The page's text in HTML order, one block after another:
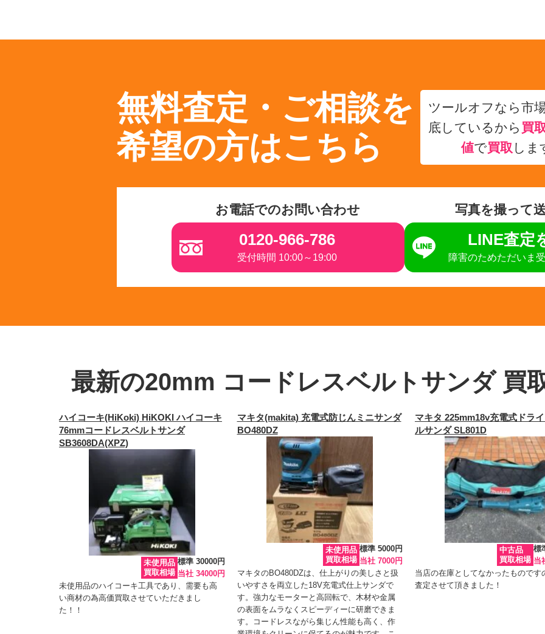
無料査定・ご相談を
希望の方はこちら
ツールオフなら市
底しているから 買
値で買取 しま
お電話でのお問い合わせ
0120-966-786
受付時間 10:00～19:00
写真を撮って
LINE査定
障害のためただいま
最新の20mm コードレスベルトサンダ 買
ハイコーキ(HiKoki) HiKOKI ハイコーキ
76mmコードレスベルトサンダ
SB3608DA(XPZ)
未使用品
買取相場
標準 30000円
当社 34000円
未使用品のハイコーキ工具であり、需要も高
い商材の為高価買取させていただきまし
た！！
マキタ(makita) 充電式防じんミニサンダ
BO480DZ
未使用品
買取相場
標準 5000円
当社 7000円
マキタのBO480DZは、仕上がりの美しさと扱
いやすさを両立した18V充電式仕上サンダで
す。強力なモーターと高回転で、木材や金属
の表面をムラなくスピーディーに研磨できま
す。コードレスながら集じん性能も高く、作
マキタ 225mm18v充電式ドラ
ルサンダ SL801D
中古品
買取相場
標
当
当店の在庫としてなかったものです
査定させて頂きました！